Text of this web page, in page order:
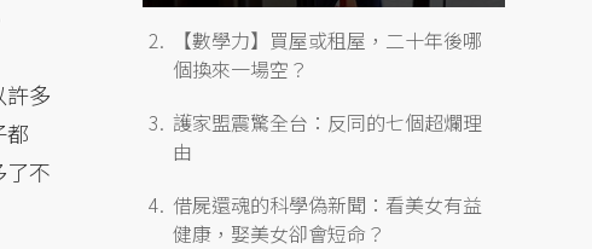
多
都
不
【數學力】買屋或租屋，二十年後哪
個換來一場空？
護家盟震驚全台：反同的七個超爛理
由
借屍還魂的科學偽新聞：看美女有益
健康，娶美女卻會短命？